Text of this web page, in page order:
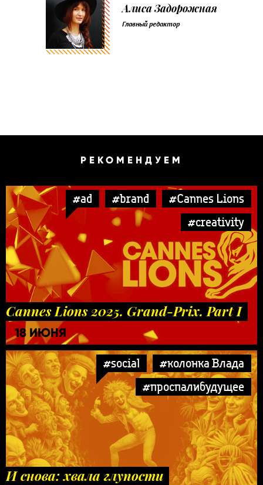
Алиса Задорожная
Главный редактор
РЕКОМЕНДУЕМ
#ad #brand
#Cannes Lions
#creativity
Cannes Lions 2025. Grand-Prix. Part I
18 ИЮНЯ
#social
#колонка Влада
#проспалибудущее
И снова: хвала глупости